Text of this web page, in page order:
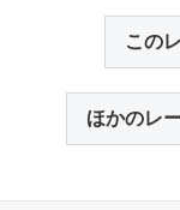
この
ほかのレ